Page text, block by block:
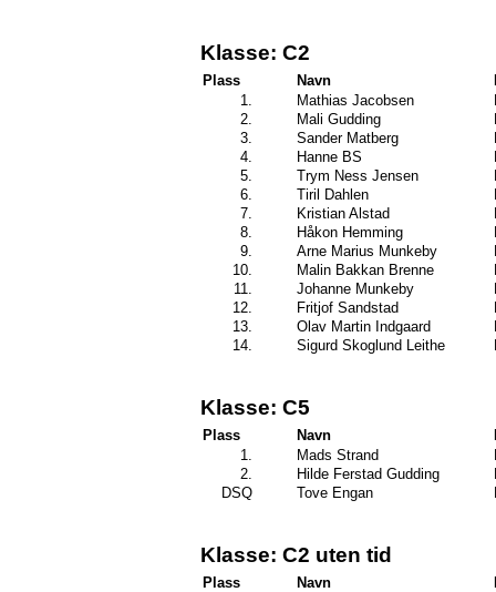
Klasse: C2
Plass Navn
1.
Mathias Jacobsen
2.
Mali Gudding
3.
Sander Matberg
4.
Hanne BS
5.
Trym Ness Jensen
6.
Tiril Dahlen
7.
Kristian Alstad
8.
Håkon Hemming
9.
Arne Marius Munkeby
10.
Malin Bakkan Brenne
11.
Johanne Munkeby
12.
Fritjof Sandstad
13.
Olav Martin Indgaard
14.
Sigurd Skoglund Leithe
Klasse: C5
Plass Navn
1.
Mads Strand
2.
Hilde Ferstad Gudding
DSQ
Tove Engan
Klasse: C2 uten tid
Plass Navn